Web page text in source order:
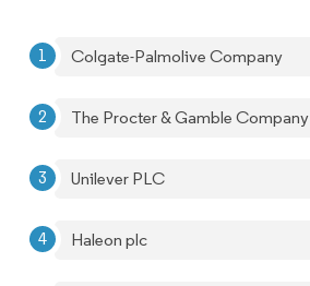
Colgate-Palmolive Company
The Procter & Gamble Company
Unilever PLC
Haleon plc